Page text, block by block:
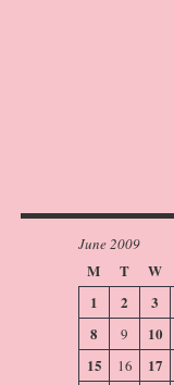
June 2009
M T W
1
2 3
8
9 10
15 16 17